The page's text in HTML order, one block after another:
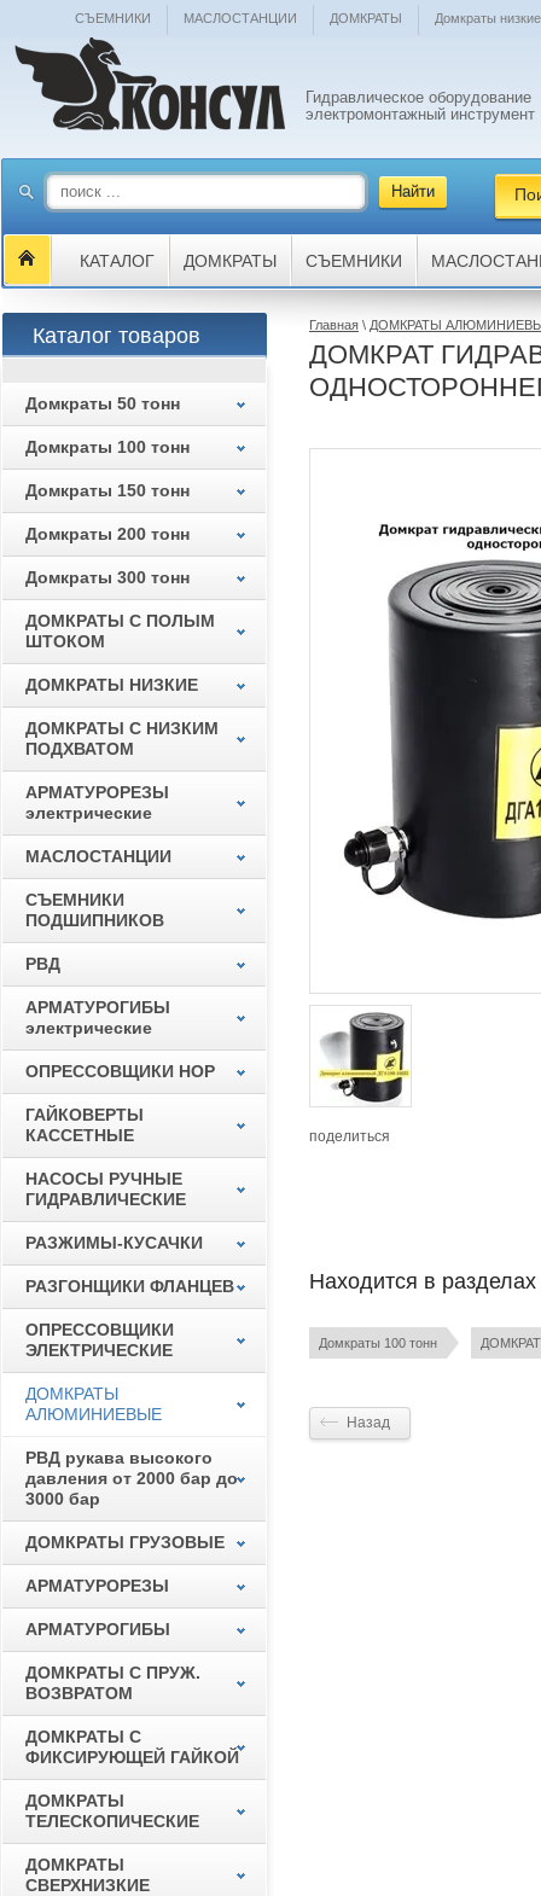
СЪЕМНИКИ МАСЛОСТАНЦИИ ДОМКРАТЫ Домкраты низкие
Гидравлическое оборудование
электромонтажный инструмент
КАТАЛОГ ДОМКРАТЫ СЪЕМНИКИ
Главная \ ДОМКРАТЫ
ДОМКРАТ
поделиться
Находится в разделах
Домкраты 100 тонн
Назад
Каталог товаров
Домкраты 50 тонн
Домкраты 100 тонн
Домкраты 150 тонн
Домкраты 200 тонн
Домкраты 300 тонн
ДОМКРАТЫ С ПОЛЫМ
ШТОКОМ
ДОМКРАТЫ НИЗКИЕ
ДОМКРАТЫ С НИЗКИМ
ПОДХВАТОМ
АРМАТУРОРЕЗЫ
электрические
МАСЛОСТАНЦИИ
СЪЕМНИКИ
ПОДШИПНИКОВ
РВД
АРМАТУРОГИБЫ
электрические
ОПРЕССОВЩИКИ НОР
ГАЙКОВЕРТЫ
КАССЕТНЫЕ
НАСОСЫ РУЧНЫЕ
ГИДРАВЛИЧЕСКИЕ
РАЗЖИМЫ-КУСАЧКИ
РАЗГОНЩИКИ ФЛАНЦЕВ
ОПРЕССОВЩИКИ
ЭЛЕКТРИЧЕСКИЕ
ДОМКРАТЫ
АЛЮМИНИЕВЫЕ
РВД рукава высокого
давления от 2000 бар до
3000 бар
ДОМКРАТЫ ГРУЗОВЫЕ
АРМАТУРОРЕЗЫ
АРМАТУРОГИБЫ
ДОМКРАТЫ С ПРУЖ.
ВОЗВРАТОМ
ДОМКРАТЫ С
ФИКСИРУЮЩЕЙ ГАЙКОЙ
ДОМКРАТЫ
ТЕЛЕСКОПИЧЕСКИЕ
ДОМКРАТЫ
СВЕРХНИЗКИЕ